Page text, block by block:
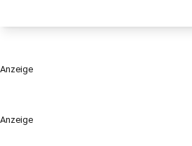
Anzeige
Anzeige